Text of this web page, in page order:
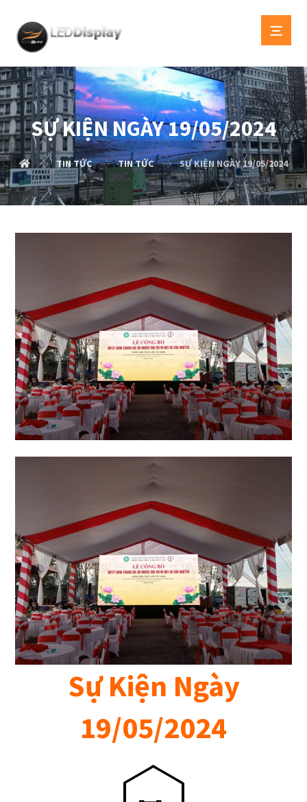
SỰ KIỆN NGÀY 19/05/2024
TIN TỨC TIN TỨC SỰ KIỆN NGÀY 19/05/2024
Sự Kiện Ngày
19/05/2024